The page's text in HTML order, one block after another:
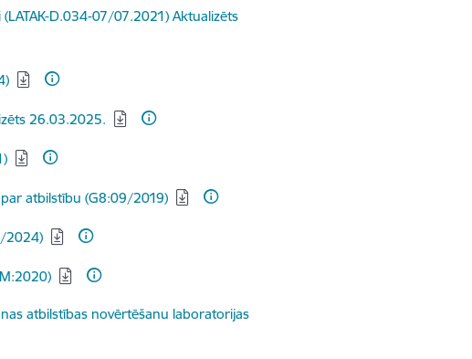
D.034-07/07.2021) Aktualizēts
26.03.2025.
atbilstību (G8:09/2019)
2024)
atbilstības novērtēšanu laboratorijas